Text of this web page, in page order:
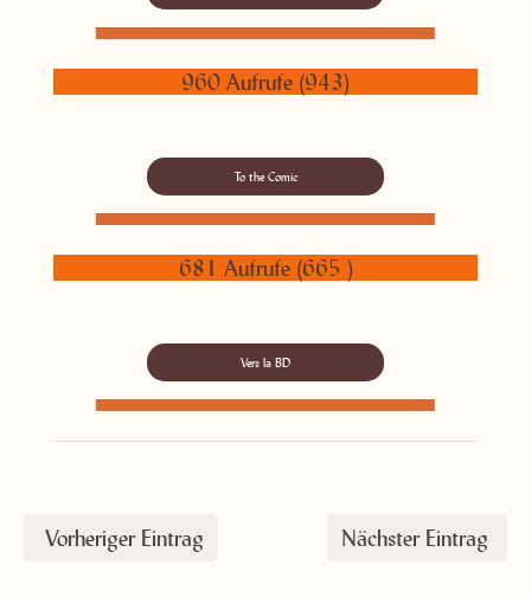
960 Aufrufe (943)
To the Comic
681 Aufrufe (665 )
Vers la BD
Vorheriger Eintrag Nächster Eintrag